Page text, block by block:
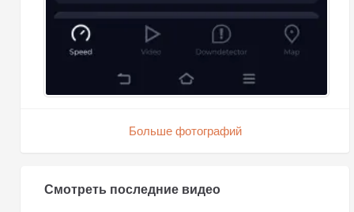
Больше фотографий
Смотреть последние видео